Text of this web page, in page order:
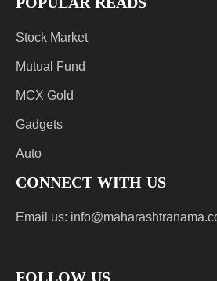
POPULAR READS
Stock Market
Mutual Fund
MCX Gold
Gadgets
Auto
CONNECT WITH US
Email us: